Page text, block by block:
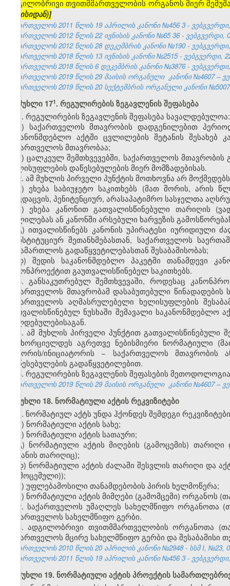
ადგილობრივი თვითმმართველობის ორგანოს მიერ
ივნისიდან)]
საქართველოს 2011 წლის 19 აპრილის კანონი №456 3 -
საქართველოს 2012 წლის 22 ივნისის კანონი №65 36 - ვებგვერდი,
საქართველოს 2012 წლის 28 დეკემბრის კანონი №190 - ვებგვერდი,
საქართველოს 2018 წლის 13 ივნისის კანონი №2515 - ვებგვერდი,
საქართველოს 2018 წლის 6 დეკემბრის კანონი №3876 - ვებგვერდი,
საქართველოს 2019 წლის 29 მაისის ორგანული კანონი №4607 –
საქართველოს 2019 წლის 20 სექტემბრის ორგანული კანონი
მუხლი 17​1. რეგულირების ზეგავლენის შეფასება
1. რეგულირების ზეგავლენის შეფასება სავალდებულოა:
ა) საქართველოს მთავრობის დადგენილებით
საკანონმდებლო აქტში ცვლილების შეტანის შესახებ
საქართველოს მთავრობაა;
ბ) ცალკეულ შემთხვევებში, საქართველოს
ხელისუფლების დაწესებულების მიერ მომზადებისას.
2. ამ მუხლის პირველი პუნქტის მოთხოვნა არ
ა) ეხება საბიუჯეტო საკითხებს (მათ შორის, არის
თავდაცვის, პენიტენციურ, არასაპატიმრო სასჯელთა
ბ) ეხება კანონით გათვალისწინებული თარიღის
ცვლილებას ან კანონში არსებული ხარვეზის
გ) ითვალისწინებს კანონის უპირატესი
კონსტიტუციურ შეთანხმებასთან, საქართველოს
სასამართლოს გადაწყვეტილებასთან შესაბამისობას;
დ) შედის საკანონმდებლო პაკეტში თანამდევი
კანონპროექტით გაუთვალისწინებელ საკითხებს.
3. განსაკუთრებულ შემთხვევაში, როდესაც
საქართველოს მთავრობამ დასაბუთებული
საქართველოს აღმასრულებელი ხელისუფლების
გათვალისწინებულ ნუსხაში შემავალი საკანონმდებლო
ვალდებულებისაგან.
4. ამ მუხლის პირველი პუნქტით გათვალისწინებული
განხორციელდეს აგრეთვე ნებისმიერი ნორმატიული
ავტორის/ინიციატორის − საქართველოს
დაწესებულების გადაწყვეტილებით.
5. რეგულირების ზეგავლენის შეფასების
საქართველოს 2019 წლის 29 მაისის ორგანული კანონი №4607 –
მუხლი 18. ნორმატიული აქტის რეკვიზიტები
1. ნორმატიულ აქტს უნდა ჰქონდეს შემდეგი
ა) ნორმატიული აქტის სახე;
ბ) ნორმატიული აქტის სათაური;
გ) ნორმატიული აქტის მიღების (გამოცემის)
შეტანის თარიღიც);
დ) ნორმატიული აქტის ძალაში შესვლის თარიღი და
(გამოცემული));
ე) უფლებამოსილი თანამდებობის პირის ხელმოწერა;
ვ) ნორმატიული აქტის მიმღები (გამომცემი) ორგანოს
2. საქართველოს უმაღლეს სახელმწიფო ორგანოთა
საქართველოს სახელმწიფო გერბი.
3. ადგილობრივი თვითმმართველობის ორგანოთა
საქართველოს მცირე სახელმწიფო გერბი და შესაბამისი
საქართველოს 2010 წლის 20 აპრილის კანონი №2948 - სსმ I, №23,
საქართველოს 2011 წლის 19 აპრილის კანონი №456 3 -
მუხლი 19. ნორმატიული აქტის პროექტის